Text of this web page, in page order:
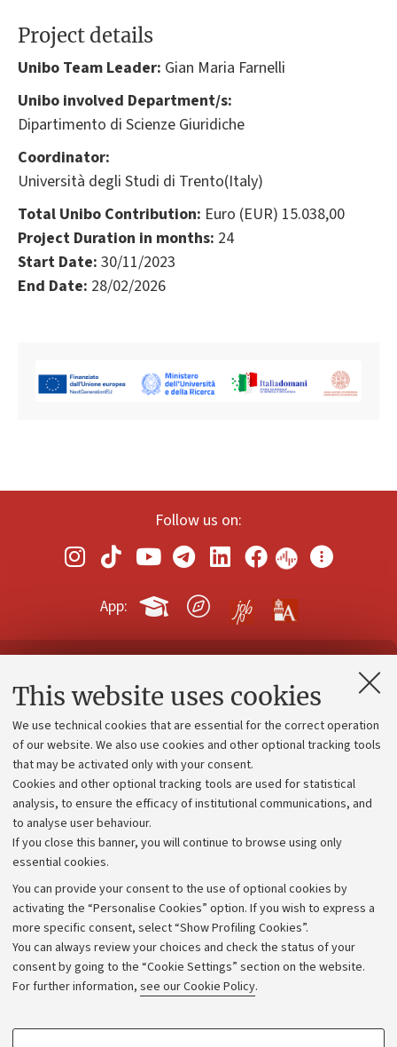
This website uses cookies
We use technical cookies that are essential for the correct operation
of our website. We also use cookies and other optional tracking tools
that may be activated only with your consent.
Cookies and other optional tracking tools are used for statistical
analysis, to ensure the efficacy of institutional communications, and
to analyse user behaviour.
If you close this banner, you will continue to browse using only
essential cookies.
You can provide your consent to the use of optional cookies by
activating the “Personalise Cookies” option. If you wish to express a
more specific consent, select “Show Profiling Cookies”.
You can always review your choices and check the status of your
consent by going to the “Cookie Settings” section on the website.
For further information, see our Cookie Policy.
PROFILING COOKIES - OPTIONAL
Project details
Unibo Team Leader: Gian Maria Farnelli
Unibo involved Department/s:
Dipartimento di Scienze Giuridiche
Coordinator:
Università degli Studi di Trento(Italy)
Total Unibo Contribution: Euro (EUR) 15.038,00
Project Duration in months: 24
Start Date: 30/11/2023
End Date: 28/02/2026
Follow us on:
App:
Contacts and certified e-mail (PEC)
Administrative divisions
Work with us
Alumni community
Strategic plan
University budgets
Calls and competitions
Transparent administration
Appeals lodged
Merchandising - UniboStore
Website and accessibility information
Accessibility statement